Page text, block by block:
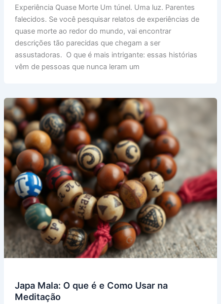
Todos
Contam
a
Mesma
História?
Experiência Quase Morte Um túnel. Uma luz. Parentes
falecidos. Se você pesquisar relatos de experiências de
quase morte ao redor do mundo, vai encontrar
descrições tão parecidas que chegam a ser
assustadoras. O que é mais intrigante: essas histórias
vêm de pessoas que nunca leram um
Japa Mala: O que é e Como Usar na
Meditação